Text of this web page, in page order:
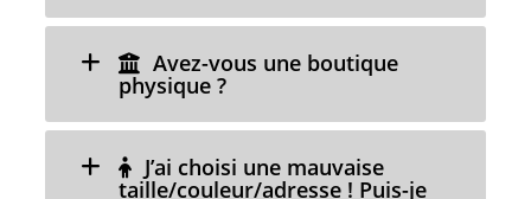
Avez-vous une boutique
physique ?
J’ai choisi une mauvaise
taille/couleur/adresse ! Puis-je